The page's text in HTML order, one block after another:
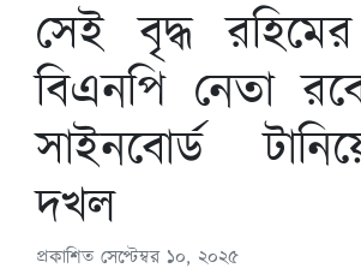
সেই বৃদ্ধ
বিএনপি নেতা
সাইনবোর্ড
দখল
প্রকাশিত সেপ্টেম্বর ১০, ২০২৫